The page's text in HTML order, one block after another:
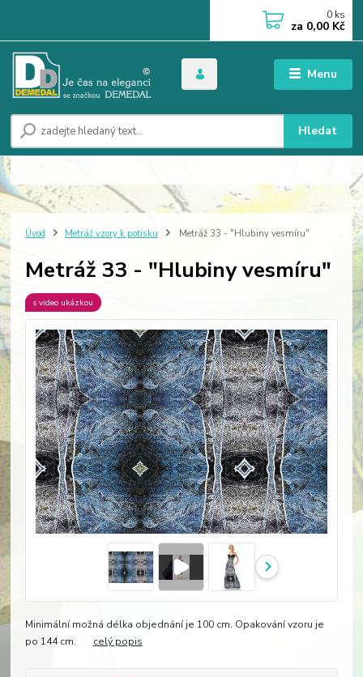
Menu
Hledat
0 ks
za 0,00 Kč
Úvod Metráž vzory k potisku Metráž 33 - "Hlubiny vesmíru"
Metráž 33 - "Hlubiny vesmíru"
s video ukázkou
Minimální možná délka objednání je 100 cm. Opakování vzoru je
po 144 cm. celý popis